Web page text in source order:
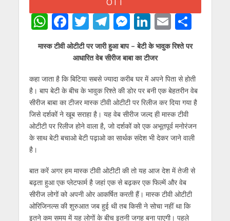
W
h
at
A
p
p
F
ac
e
b
o
o
k
T
w
itt
er
T
el
e
a
m
M
e
ss
n
g
er
Li
n
k
dI
n
E
m
ai
S
h
ar
e
मास्क टीवी ओटीटी पर जारी हुआ बाप – बेटी के भावुक रिश्ते पर
आधारित वेब सीरीज बाबा का टीजर
कहा जाता है कि बिटिया सबसे ज्यादा करीब घर में अपने पिता से होती
है। बाप बेटी के बीच के भावुक रिश्ते की डोर पर बनी एक बेहतरीन वेब
सीरीज बाबा का टीजर मास्क टीवी ओटीटी पर रिलीज कर दिया गया है
जिसे दर्शकों ने खूब सराहा है। यह वेब सीरीज जल्द ही मास्क टीवी
ओटीटी पर रिलीज होने वाला है, जो दर्शकों को एक अभूतपूर्व मनोरंजन
के साथ बेटी बचाओ बेटी पढ़ाओ का सार्थक संदेश भी देकर जाने वाली
है।
बात करें अगर हम मास्क टीवी ओटीटी की तो यह आज देश में तेजी से
बढ़ता हुआ एक प्लेटफार्म है जहां एक से बढ़कर एक फिल्में और वेब
सीरीज लोगों को अपनी ओर आकर्षित करती हैं। मास्क टीवी ओटीटी
ओरिजिनल्स की शुरुआत जब हुई थी तब किसी ने सोचा नहीं था कि
इतने कम समय में यह लोगों के बीच इतनी जगह बना पाएगी। पहले